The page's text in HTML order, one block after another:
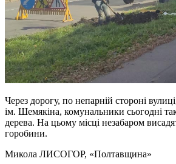
Через дорогу, по непарній стороні
ім. Шемякіна, комунальники сьогодні
дерева. На цьому місці незабаром
горобини.
Микола ЛИСОГОР, «Полтавщина»